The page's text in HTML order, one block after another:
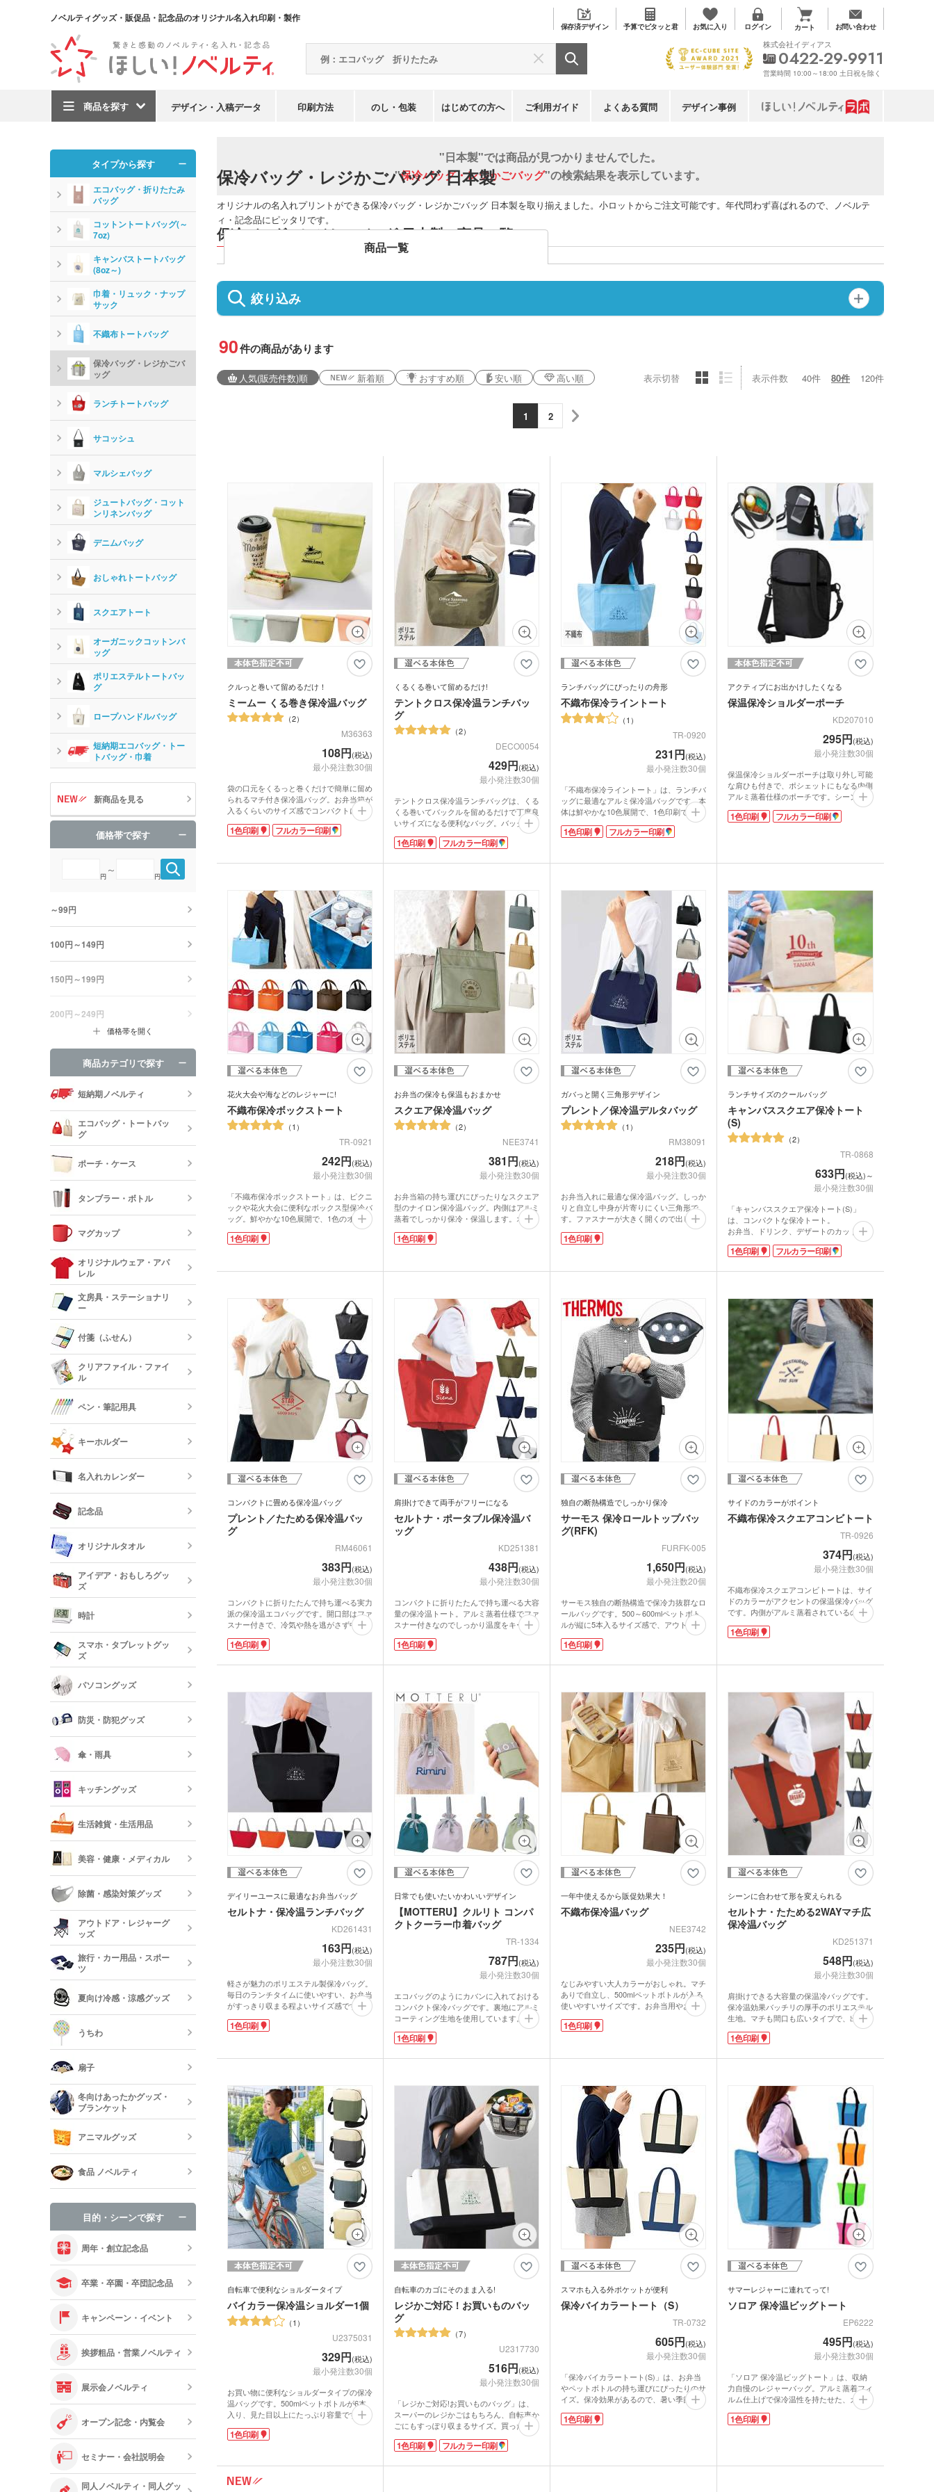
ノベルティグッズ・販促品・記念品のオリジナル名入れ印刷・製作
保存済デザイン 予算でピタッと君 お気に入り ログイン カート お問い合わせ
商品を探す デザイン・入稿データ 印刷方法 のし・包装 はじめての方へ ご利用ガイド よくある質問 デザイン事例
株式会社イディアス
0422-29-9911
営業時間 10:00～18:00 土日祝を除く
保冷バッグ・レジかごバッグ 日本製
"日本製"では商品が見つかりませんでした。
"保冷バッグ・レジかごバッグ"の検索結果を表示しています。
保冷バッグ・レジかごバッグ 日本製
オリジナルの名入れプリントができる保冷バッグ・レジかごバッグ 日本製を取り揃えました。小ロットからご注文可能です。年代問わず喜ばれるので、ノベルテ
ィ・記念品にピッタリです。
保冷バッグ・レジかごバッグ 日本製 商品一覧
商品一覧
絞り込み
90件の商品があります
人気(販売件数)順 新着順 おすすめ順 安い順 高い順 表示切替 表示件数 40件 80件 120件
1 2
クルっと巻いて留めるだけ！
ミームー くる巻き保冷温バッグ
2
M36363
108円(税込)
最小発注数30個
袋の口元をくるっと巻くだけで簡単に留め
られるマチ付き保冷温バッグ。お弁当箱が
入るくらいのサイズ感でコンパクトに持ち
運べます。表面は不織布生地で、内側は保
冷温効果のあるアルミ蒸着フィルム張り。
袋の表面にシルク1色・フルカラー印刷で
ルティーやイベント参加記念品に喜ばれる
アイテムです。
1色印刷 フルカラー印刷
くるくる巻いて留めるだけ!
テントクロス保冷温ランチバッ
グ
2
DECO0054
429円(税込)
最小発注数30個
テントクロス保冷温ランチバッグは、くる
くる巻いてバックルを留めるだけで丁度良
いサイズになる便利なバッグ。バックルが
持ち手になり、持ち運びも簡単です。テン
トにも採用される丈夫でしなやかな生地。
す。内側はアルミ蒸着フィルムで保冷温効
るのもうれしいポイントです。
1色・フルカラー印刷で名入れが可能。男
女問わずお使いいただける色展開です。セ
レクトショップやアパレルなどの周年記念
やキャンペーンにいかがでしょうか。
1色印刷 フルカラー印刷
ランチバッグにぴったりの舟形
不織布保冷ライントート
1
TR-0920
231円(税込)
最小発注数30個
「不織布保冷ライントート」は、ランチバ
ッグに最適なアルミ保冷温バッグです。本
体は鮮やかな10色展開で、1色印刷でオリ
暖かくなるとお弁当の傷みが心配。そこで
が抜群。保冷剤を一緒にバッグにいれれ
す。
バッグのサイズは女性やお子さん向けお弁
当+200ml紙パックがちょうど入る程度で
す。缶なら縦に3本入れることができるサ
イズ感です。外ポケット付なので、スマホ
やパスケースをサッと入れるのにも便利で
オリジナルの名入れが映える無地のシンプ
ルなデザインで、イラストやロゴマークを
印刷するのにおすすめです。
1色印刷 フルカラー印刷
アクティブにお出かけしたくなる
保温保冷ショルダーポーチ
KD207010
295円(税込)
最小発注数30個
保温保冷ショルダーポーチは取り外し可能
な肩ひも付きで、ポシェットにもなる内側
アルミ蒸着仕様のポーチです。シーンに合
わせて2WAYできるユニセックスなデザイ
ンが人気です。
す。ソロキャンプ・ドライブにも大活躍間
面にフルカラー印刷が可能なので、ライブ
やフェスのオリジナルグッズにもおすすめ
です。ポリ袋入れでも印刷部分がバッチリ
見えるので、販促用に購入特典やプレゼン
トなどの使用にも向いています。
1色印刷 フルカラー印刷
花火大会や海などのレジャーに!
不織布保冷ボックストート
1
TR-0921
242円(税込)
最小発注数30個
「不織布保冷ボックストート」は、ピクニ
ックや花火大会に便利なボックス型保冷バ
ッグ。鮮やかな10色展開で、1色のオリジ
春夏のレジャーには、冷えた缶飲料やお弁
ら2〜3個積み重ねてファスナーが閉めら
生産ロットを増やし、お値段もお手頃価格
にできました。無地のシンプルなデザイン
に印刷が映えますよ。オリジナル保冷バッ
グの製作にいかがでしょうか。
1色印刷
お弁当の保冷も保温もおまかせ
スクエア保冷温バッグ
2
NEE3741
381円(税込)
最小発注数30個
お弁当箱の持ち運びにぴったりなスクエア
型のナイロン保冷温バッグ。内側はアルミ
蒸着でしっかり保冷・保温します。オシャ
レなくすみカラーがランチタイムを楽しく
演出。外側のポケットに、カトラリーやウ
ルを立てて入れられます。デザイン性と実
ポケットにショップ名やロゴを印刷したオ
リジナル保冷温バッグを製作してみません
1色印刷
ガバっと開く三角形デザイン
プレント／保冷温デルタバッグ
1
RM38091
218円(税込)
最小発注数30個
お弁当入れに最適な保冷温バッグ。しっか
りと自立し中身が片寄りにくい三角形で
す。ファスナーが大きく開くので出し入れ
が楽チン。内側はアルミ蒸着付きで温度を
キープします。あたたかいお弁当のテイク
トボトルも入るサイズです。1色でオリジ
1色印刷
ランチサイズのクールバッグ
キャンバススクエア保冷トート
(S)
2
TR-0868
633円(税込)～
最小発注数30個
「キャンバススクエア保冷トート(S)」
は、コンパクトな保冷トート。
お弁当、ドリンク、デザートのカットフル
ーツなどを入れて持ち運ぶのにぴったりで
す。
便利です。
フィルムを使用してるので、冷凍品や冷蔵
品の持ち帰りにも重宝します。
表面はコットン生地を使用し、ポリエステ
ル生地より厚みがありしっかりしているの
で、お値段以上に見えますよ。
1色印刷 フルカラー印刷
コンパクトに畳める保冷温バッグ
プレント／たためる保冷温バッ
グ
RM46061
383円(税込)
最小発注数30個
コンパクトに折りたたんで持ち運べる実力
派の保冷温エコバッグです。開口部はファ
スナー付きで、冷気や熱を逃がさず中身の
飛び出しも防いでくれる安心設計。お買い
物はもちろん、ピクニックなどのレジャー
どんなシーンにも馴染む落ち着いたトーン
で、ロゴや店名をシンプルかつ印象的に配
置できます。スーパーや量販店での成約特
典やキャンペーンにいかがでしょうか。
1色印刷
肩掛けできて両手がフリーになる
セルトナ・ポータブル保冷温バ
ッグ
KD251381
438円(税込)
最小発注数30個
コンパクトに折りたたんで持ち運べる大容
量の保冷温トート。アルミ蒸着仕様でファ
スナー付きなのでしっかり温度をキープし
肩掛けも可能で収納時はハンドル付きで持
ーションで選ぶ楽しみもあり、幅広い年代
オリジナルロゴをいれて食料品店のキャン
ペーンや、アウトドアイベントでのノベル
ティにおすすめです。
1色印刷
独自の断熱構造でしっかり保冷
サーモス 保冷ロールトップバッ
グ(RFK)
FURFK-005
1,650円(税込)
最小発注数20個
サーモス独自の断熱構造で保冷力抜群なロ
ールバッグです。500～600mlペットボト
ルが縦に5本入るサイズ感で、アウトドア
やスポーツシーンに最適！開け閉めが簡単
なロールトップ型でランチバッグとしても
表面にロゴや学校名を名入れして、アウト
活の卒部記念品などにいかがでしょうか。
1色印刷
サイドのカラーがポイント
不織布保冷スクエアコンビトート
TR-0926
374円(税込)
最小発注数30個
不織布保冷スクエアコンビトートは、サイ
ドのカラーがアクセントの保温保冷バッグ
です。内側がアルミ蒸着されているので、
1色印刷でオリジナル名入れが出来ます。
口元のマジックテープをしっかり留めれ
い、お買い物にピッタリのサイズ。縫製し
ているため、耐久性があり長期間使うこと
ができます。
キャンペーンやイベントでの配布にいかが
でしょうか。
1色印刷
デイリーユースに最適なお弁当バッグ
セルトナ・保冷温ランチバッグ
KD261431
163円(税込)
最小発注数30個
軽さが魅力のポリエステル製保冷バッグ。
毎日のランチタイムに使いやすい、お弁当
がすっきり収まる程よいサイズ感です。内
側は保冷温仕様で、オールシーズン使えま
す。通勤・通学はもちろん、ちょっとした
ベント名を入れたノベルティにもおすす
1色印刷
日常でも使いたいかわいいデザイン
【MOTTERU】クルリト コンパ
クトクーラー巾着バッグ
TR-1334
787円(税込)
最小発注数30個
エコバッグのようにカバンに入れておける
コンパクト保冷バッグです。裏地にアルミ
コーティング生地を使用しています。従来
のアルミ蒸着特有のゴワ付きがないのにほ
ぼ同様の保冷力！広めの舟底マチで、お弁
洗濯機で洗えるのも嬉しいポイント。私服
ン結びすると可愛らしい印象になります
よ。1色ロゴ印刷でノベルティや記念品を
製作しませんか？
1色印刷
一年中使えるから販促効果大！
不織布保冷温バッグ
NEE3742
235円(税込)
最小発注数30個
なじみやすい大人カラーがおしゃれ。マチ
ありで自立し、500mlペットボトルが入る
使いやすいサイズです。お弁当用やお買い
物にぴったり。不織布素材ながら縫製仕上
げでしっかりとした作りで、安心して長く
1色で広範囲に名入れ可能。お店のロゴが
や、洋菓子店の記念品にいかがでしょう
か。販促効果も期待大です。
1色印刷
シーンに合わせて形を変えられる
セルトナ・たためる2WAYマチ広
保冷温バッグ
KD251371
548円(税込)
最小発注数30個
肩掛けできる大容量の保温冷バッグです。
保冷温効果バッチリの厚手のポリエステル
生地。マチも間口も広いタイプで、出し入
れしやすいのがポイントです。サイドのカ
ラビナを留めると、ボックス型に変身！ペ
定感抜群です。
できます。食料品店のキャンペーンや、ア
ウトドアイベントでのノベルティにいかが
でしょうか。
1色印刷
自転車で便利なショルダータイプ
バイカラー保冷温ショルダー1個
1
U2375031
329円(税込)
最小発注数30個
お買い物に便利なショルダータイプの保冷
温バッグです。500mlペットボトルが6本
入り、見た目以上にたっぷり容量です。シ
ョルダーストラップは長さ調節が可能。肩
掛けでも斜めがけでも持てます。内側はア
を収納できる、便利なオープンポケット付
き。
1色印刷
自転車のカゴにそのまま入る!
レジかご対応！お買いものバッ
グ
7
U2317730
516円(税込)
最小発注数30個
「レジかご対応!お買いものバッグ」は、
スーパーのレジかごはもちろん、自転車か
ごにもすっぽり収まるサイズ。買った物を
詰め替える手間がなく、ショッピングを
楽々スマートに。バッグの内側は保冷温効
キープ。間口は巾着仕様なので、中身が見
1色印刷 フルカラー印刷
スマホも入る外ポケットが便利
保冷バイカラートート（S）
TR-0732
605円(税込)
最小発注数30個
「保冷バイカラートート(S)」は、お弁当
やペットボトルの持ち運びにぴったりのサ
イズ。保冷効果があるので、暑い季節も安
心してランチを携帯できます。清潔感のあ
るアイボリーにアクセントカラーを効かせ
す。本体色は、ネイビーブルー・インクブ
1色印刷
サマーレジャーに連れてって!
ソロア 保冷温ビッグトート
EP6222
495円(税込)
最小発注数30個
「ソロア 保冷温ビッグトート」は、収納
力自慢のレジャーバッグ。アルミ蒸着フィ
ルム仕上げで保冷温性を持たせた、カラフ
ルなトートです。バッグの片面はポケット
付だから、小物を入れるのに便利。キャン
1色印刷
タイプから探す
エコバッグ・折りたたみ
バッグ
コットントートバッグ(～
7oz)
キャンバストートバッグ
(8oz～)
巾着・リュック・ナップ
サック
不織布トートバッグ
保冷バッグ・レジかごバ
ッグ
ランチトートバッグ
サコッシュ
マルシェバッグ
ジュートバッグ・コット
ンリネンバッグ
デニムバッグ
おしゃれトートバッグ
スクエアトート
オーガニックコットンバ
ッグ
ポリエステルトートバッ
グ
ロープハンドルバッグ
短納期エコバッグ・トー
トバッグ・巾着
新商品を見る
価格帯で探す
円
～
円
～99円
100円～149円
150円～199円
200円～249円
価格帯を開く
商品カテゴリで探す
短納期ノベルティ
エコバッグ・トートバッ
グ
エコバッグ・折りたたみバ
コットントートバッグ(～
キャンバストートバッグ
巾着・リュック・ナップサ
ック
不織布トートバッグ
保冷バッグ・レジかごバッ
グ
ランチトートバッグ サコッシュ マルシェバッグ
ジュートバッグ・コットン
リネンバッグ
デニムバッグ おしゃれトートバッグ
スクエアトート
オーガニックコットンバッ
グ
ポリエステルトートバッグ
ロープハンドルバッグ
短納期エコバッグ・トート
バッグ・巾着
ポーチ・ケース
キャンバスポーチ ポリエステルポーチ クリア・ビニールポーチ
コスメポーチ
スマホショルダー・スマホ
ポーチ
短納期ポーチ
タンブラー・ボトル
ステンレスタンブラー・ア
台紙タンブラー（カスタム
保冷・保温タンブラー
トル
ボトル（カラビナ付）
クリアボトル・プラスチッ
クボトル
スープジャー・フードポッ
ト
ミニボトル・ポケットボト
ル
水筒・魔法瓶
オリジナルグラス・ビアグ
ラス
ボトルホルダー・ペットボ
トルホルダー
短納期タンブラー・ボトル
マグカップ
ステンレスマグカップ 湯のみ
オリジナルウェア・アパ
レル
オリジナルTシャツ(半袖・
オリジナルポロシャツ(半
袖・長袖)
オリジナルドライTシャツ・
ドライウェア(半袖・長袖)
オリジナルロンT・長袖Tシ
ャツ
オリジナルキッズウェア オリジナルユニフォーム
文房具・ステーショナリ
ー
メモ帳 ノート・手帳 マグネット
クリップ
バインダー・クリップボー
ド
フォトフレーム
クリーナー ペンケース・筆箱 ペン立て・トレイ
カードケース・カードホル
ケース・マルチケース
ブックカバー・ルーペ・し
印鑑・印鑑ケース・スタン
電卓・レターカッター・ホ
短納期文房具・ステーショナ
付箋（ふせん）
オリジナル付箋 ノベルティ付箋 短納期付箋（ふせん）
クリアファイル・ファイ
ル
オリジナルクリアファイル
名入れクリアファイル（箔
押し・シルク）
ドキュメントファイル・そ
の他ファイル
ペン・筆記用具
フリクション ジェットストリーム ボールペン(単色)
多機能ペン(タッチ・シャー
プペン付など)
多色ペン シャープペン
サインペン・筆ペン マーカー・蛍光ペン
キーホルダー
レザーキーホルダー・革製
キーホルダー
メタルキーホルダー・金属
製キーホルダー
木製キーホルダー・ウッド
キーホルダー
レクターキーホルダー
名入れカレンダー
記念品
記念品 タンブラー 記念品 マグカップ 記念品 ボトル・水筒
記念品 グラス 記念品 バッグ 記念品 時計
記念品 ステーショナリ
記念品 ボールペン・筆記
記念品 タオル
フレーム
ー・充電器
記念品 USBグッズ
記念品 印鑑ケース・ネー
ムペン・朱肉
記念品 キーホルダー 記念品 防災グッズ
記念品 傘・日傘
オリジナルタオル
オリジナルフェイスタオル オリジナルハンカチタオル
オル
オリジナルハンドタオル オリジナルマフラータオル オリジナルスポーツタオル
短納期オリジナルタオル
アイデア・おもしろグッ
ズ
時計
スマホ・タブレットグッ
ズ
モバイルバッテリー・充電
タッチペン タブレットケース
スマホモバイルスタンド イヤホン・スピーカー
スマホクリーナー・マイク
ロファイバークロス
モバイル スマホケース スマホリング スマホ関連アクセサリー
短納期スマホ・タブレット
グッズ
パソコングッズ
USBグッズ マウスパッド PCクリーナー
防災・防犯グッズ
防災セット・非常持出袋
ライト・LEDライト・懐中
ラジオ
反射板・リフレクター 防犯ブザー・ホイッスル アルミブランケット他
傘・雨具
傘 傘カバー・雨具
キッチングッズ
箸・カトラリー・スプーン オリジナル コースター
ランチボックス・お弁当
箱・フードポット
短納期キッチングッズ
生活雑貨・生活用品
フォトフレーム・ピクチャ
ライト・ランタン ウェットティッシュ
ティッシュ・ボックスティ
掃除・洗濯グッズ
ドライバー・工具 消臭・芳香剤・アロマ
靴べら・バッグハンガー他
美容・健康・メディカル
美容・コスメ 健康グッズ ミラー
名入れマスク(オリジナル印
マスク(既製品)
メディカル・エチケットグ
ッズ
日傘(UV対策)
除菌・感染対策グッズ
名入れマスク(オリジナル印
ハンド・除菌関連グッズ
アウトドア・レジャーグ
ッズ
アウトドア 食器・調理器具
レジャーシート・折りたた
ランタン
レジャーバッグ マルチツール・双眼鏡他
旅行・カー用品・スポー
ツ
トラベルグッズ カー用品 スポーツ
夏向け冷感・涼感グッズ
う
ハンディファン・ハンディ
扇風機
うちわ
オリジナルうちわ ノベルティうちわ
扇子
既製品扇子（名入れ扇子）
冬向けあったかグッズ・
ブランケット
オリジナルブランケット ノベルティブランケット カイロ・湯たんぽ
手袋・ネックウォーマー他
アニマルグッズ
食品 ノベルティ
オリジナルお菓子
食料品・調味料（グルメギ
フト・既製品）
目的・シーンで探す
周年・創立記念品
卒業・卒園・卒団記念品
キャンペーン・イベント
挨拶粗品・営業ノベルティ
展示会ノベルティ
オープン記念・内覧会
セミナー・会社説明会
同人ノベルティ・同人グッ